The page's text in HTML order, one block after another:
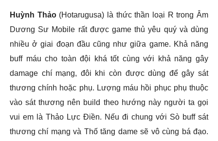
Huỳnh Thảo(Hotarugusa) là thức thần loại R trong Âm
Dương Sư Mobile rất được game thủ yêu quý và dùng
nhiều ở giai đoạn đầu cũng như giữa game. Khả năng
buff máu cho toàn đội khá tốt cùng với khả năng gây
damage chí mạng, đôi khi còn được dùng để gây sát
thương chính hoặc phụ. Lượng máu hồi phục phụ thuộc
vào sát thương nên build theo hướng này người ta gọi
vui em là Thảo Lực Điền. Nếu đi chung với Sò buff sát
thương chí mạng và Thố tăng dame sẽ vô cùng bá đạo.